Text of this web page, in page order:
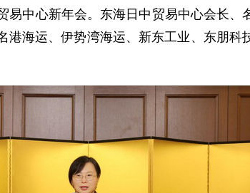
中心新年会。东海日中贸易中心会长
海运、伊势湾海运、新东工业、东朋科